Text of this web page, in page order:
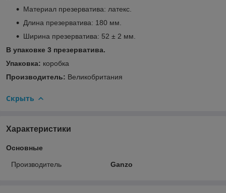
Материал презерватива: латекс.
Длина презерватива: 180 мм.
Ширина презерватива: 52 ± 2 мм.
В упаковке 3 презерватива.
Упаковка: коробка
Производитель: Великобритания
Скрыть
Характеристики
Основные
Производитель Ganzo